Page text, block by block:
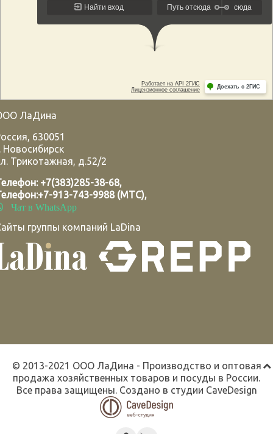
ЛаДина
, 630051
Новосибирск
Трикотажная, д.52/2
+7(383)285-38-68,
+7-913-743-9988 (МТС),
Чат в WhatsApp
группы компаний LaDina
© 2013-2021 ООО ЛаДина - Производство и оптовая
продажа хозяйственных товаров и посуды в России.
Все права защищены. Создано в студии CaveDesign